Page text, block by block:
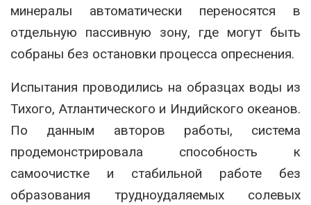
минералы автоматически переносятся в
отдельную пассивную зону, где могут быть
собраны без остановки процесса опреснения.
Испытания проводились на образцах воды из
Тихого, Атлантического и Индийского океанов.
По данным авторов работы, система
продемонстрировала способность к
самоочистке и стабильной работе без
образования трудноудаляемых солевых